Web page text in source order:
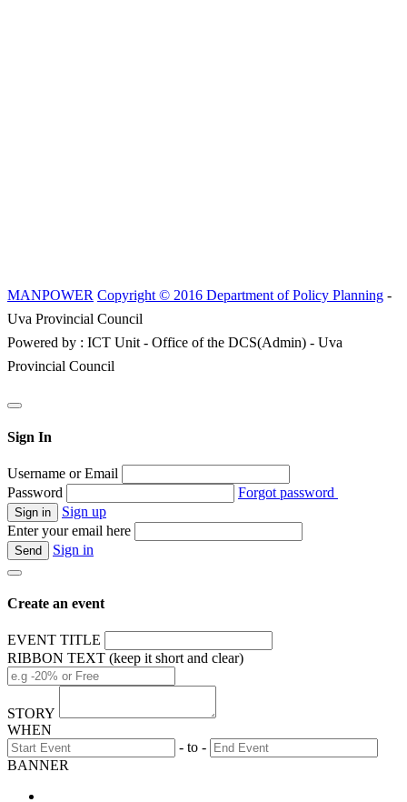
MANPOWER Copyright © 2016 Department of Policy Planning -
Uva Provincial Council
Powered by : ICT Unit - Office of the DCS(Admin) - Uva
Provincial Council
Sign In
Username or Email
Password
Forgot password
Sign up
Enter your email here
Sign in
Create an event
EVENT TITLE
RIBBON TEXT (keep it short and clear)
STORY
WHEN
- to -
BANNER